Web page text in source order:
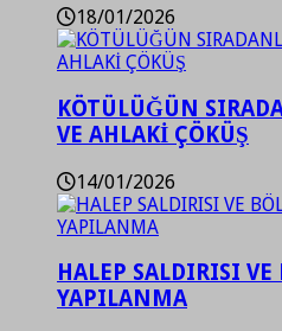
18/01/2026
KÖTÜLÜĞÜN
VE AHLAKİ ÇÖKÜŞ
14/01/2026
HALEP SALDIRISI VE
YAPILANMA